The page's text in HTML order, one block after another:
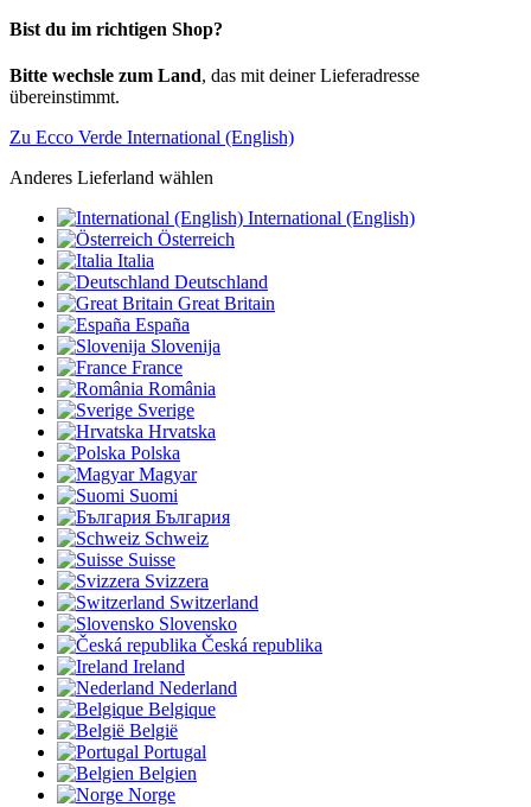
Bist du im richtigen Shop?
Bitte wechsle zum Land, das mit deiner Lieferadresse
übereinstimmt.
Zu Ecco Verde International (English)
Anderes Lieferland wählen
International (English)
Österreich
Italia
Deutschland
Great Britain
España
Slovenija
France
România
Sverige
Hrvatska
Polska
Magyar
Suomi
България
Schweiz
Suisse
Svizzera
Switzerland
Slovensko
Česká republika
Ireland
Nederland
Belgique
België
Portugal
Belgien
Norge